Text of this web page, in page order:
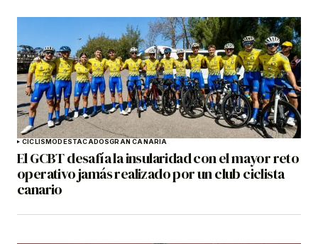
CICLISMODESTACADOSGRAN CANARIA
El GCBT desafía la insularidad con el mayor reto
operativo jamás realizado por un club ciclista
canario